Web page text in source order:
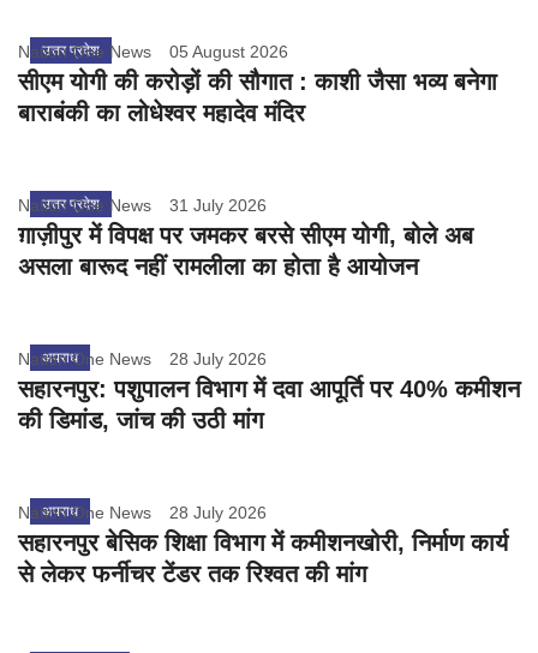
उत्तर प्रदेश
Nation One News 05 August 2026
सीएम योगी की करोड़ों की सौगात : काशी जैसा भव्य बनेगा
बाराबंकी का लोधेश्वर महादेव मंदिर
उत्तर प्रदेश
Nation One News 31 July 2026
ग़ाज़ीपुर में विपक्ष पर जमकर बरसे सीएम योगी, बोले अब
असला बारूद नहीं रामलीला का होता है आयोजन
अपराध
Nation One News 28 July 2026
सहारनपुर: पशुपालन विभाग में दवा आपूर्ति पर 40% कमीशन
की डिमांड, जांच की उठी मांग
अपराध
Nation One News 28 July 2026
सहारनपुर बेसिक शिक्षा विभाग में कमीशनखोरी, निर्माण कार्य
से लेकर फर्नीचर टेंडर तक रिश्वत की मांग